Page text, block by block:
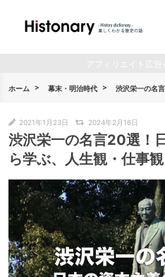
ホーム 幕末・明治時代 渋沢栄一の名
2021年1月23日 2024年2月16日
渋沢栄一の名言20選！
ら学ぶ、人生観・仕事